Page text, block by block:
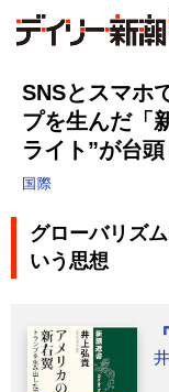
SNSとスマホ
プを生んだ「
ライト”が台
国際
グローバリズ
いう思想